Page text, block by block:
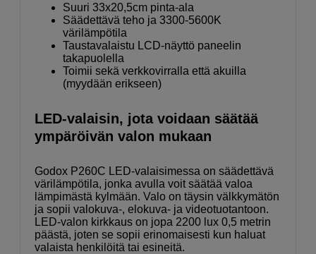
Suuri 33x20,5cm pinta-ala
Säädettävä teho ja 3300-5600K
värilämpötila
Taustavalaistu LCD-näyttö paneelin
takapuolella
Toimii sekä verkkovirralla että akuilla
(myydään erikseen)
LED-valaisin, jota voidaan säätää
ympäröivän valon mukaan
Godox P260C LED-valaisimessa on säädettävä
värilämpötila, jonka avulla voit säätää valoa
lämpimästä kylmään. Valo on täysin välkkymätön
ja sopii valokuva-, elokuva- ja videotuotantoon.
LED-valon kirkkaus on jopa 2200 lux 0,5 metrin
päästä, joten se sopii erinomaisesti kun haluat
valaista henkilöitä tai esineitä.